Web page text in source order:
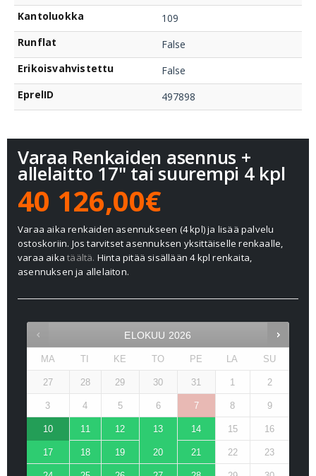
Kantoluokka
109
Runflat
False
Erikoisvahvistettu
False
EprelID
497898
Varaa Renkaiden asennus +
allelaitto 17" tai suurempi 4 kpl
40 126,00€
Varaa aika renkaiden asennukseen (4 kpl) ja lisää palvelu
ostoskoriin. Jos tarvitset asennuksen yksittäiselle renkaalle,
varaa aikatäältä. Hinta pitää sisällään 4 kpl renkaita,
asennuksen ja allelaiton.
ELOKUU 2026
MA TI KE TO PE LA SU
27 28 29 30 31 1 2
3 4 5 6 7 8 9
10 11 12 13 14 15 16
17 18 19 20 21 22 23